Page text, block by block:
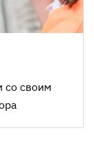
со своим